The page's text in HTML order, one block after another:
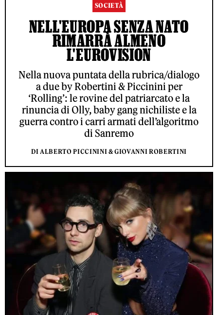
SOCIETÀ
NELL'EUROPA SENZA NATO
RIMARRÀ ALMENO
L'EUROVISION
Nella nuova puntata della rubrica/dialogo
a due by Robertini & Piccinini per
‘Rolling’: le rovine del patriarcato e la
rinuncia di Olly, baby gang nichiliste e la
guerra contro i carri armati dell’algoritmo
di Sanremo
DI ALBERTO PICCININI & GIOVANNI ROBERTINI